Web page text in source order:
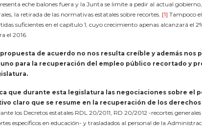
eche balones fuera y la Junta se limite a pedir al actual
la retirada de las normativas estatales sobre recortes. [1] Tampoco
suficientes en el capítulo 1, cuyo crecimiento apenas alcanzará el
el 2016.
de acuerdo no nos resulta creíble y además nos
para la recuperación del empleo público recortado y
que durante esta legislatura las negociaciones sobre el
claro que se resume en la recuperación de los
los Decretos estatales RDL 20/2011, RD 20/2012 -recortes
específicos en educación- y trasladados al personal de la